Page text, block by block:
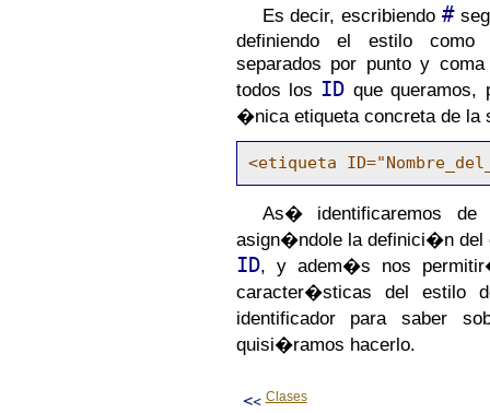
Es decir, escribiendo #
definiendo el estilo
separados por punto y
todos los ID que queramos,
�nica etiqueta concreta de la
<etiqueta
As� identificaremos
asign�ndole la definici�n del
ID, y adem�s nos
caracter�sticas del estilo
identificador para saber
quisi�ramos hacerlo.
Clases